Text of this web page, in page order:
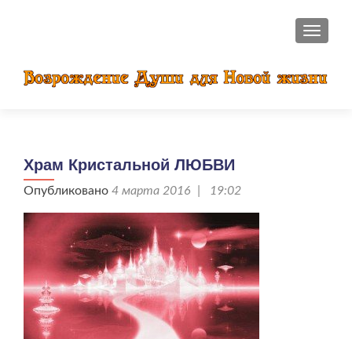
Храм Кристальной ЛЮБВИ
Опубликовано 4 марта 2016 | 19:02